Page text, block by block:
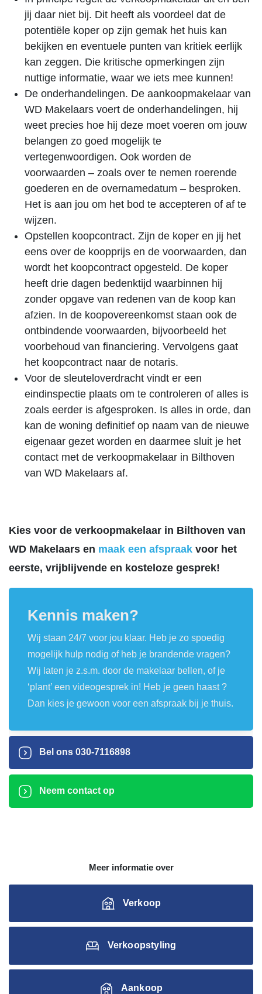
jij daar niet bij. Dit heeft als voordeel dat de
potentiële koper op zijn gemak het huis kan
bekijken en eventuele punten van kritiek eerlijk
kan zeggen. Die kritische opmerkingen zijn
nuttige informatie, waar we iets mee kunnen!
De onderhandelingen. De aankoopmakelaar van
WD Makelaars voert de onderhandelingen, hij
weet precies hoe hij deze moet voeren om jouw
belangen zo goed mogelijk te
vertegenwoordigen. Ook worden de
voorwaarden – zoals over te nemen roerende
goederen en de overnamedatum – besproken.
Het is aan jou om het bod te accepteren of af te
wijzen.
Opstellen koopcontract. Zijn de koper en jij het
eens over de koopprijs en de voorwaarden, dan
wordt het koopcontract opgesteld. De koper
heeft drie dagen bedenktijd waarbinnen hij
zonder opgave van redenen van de koop kan
afzien. In de koopovereenkomst staan ook de
ontbindende voorwaarden, bijvoorbeeld het
voorbehoud van financiering. Vervolgens gaat
het koopcontract naar de notaris.
Voor de sleuteloverdracht vindt er een
eindinspectie plaats om te controleren of alles is
zoals eerder is afgesproken. Is alles in orde, dan
kan de woning definitief op naam van de nieuwe
eigenaar gezet worden en daarmee sluit je het
contact met de verkoopmakelaar in Bilthoven
van WD Makelaars af.
Kies voor de verkoopmakelaar in Bilthoven van
WD Makelaars en maak een afspraak voor het
eerste, vrijblijvende en kosteloze gesprek!
Kennis maken?
Wij staan 24/7 voor jou klaar. Heb je zo spoedig
mogelijk hulp nodig of heb je brandende vragen?
Wij laten je z.s.m. door de makelaar bellen, of je
‘plant’ een videogesprek in! Heb je geen haast ?
Dan kies je gewoon voor een afspraak bij je thuis.
Bel ons 030-7116898
Neem contact op
Meer informatie over
Verkoop
Verkoopstyling
Aankoop